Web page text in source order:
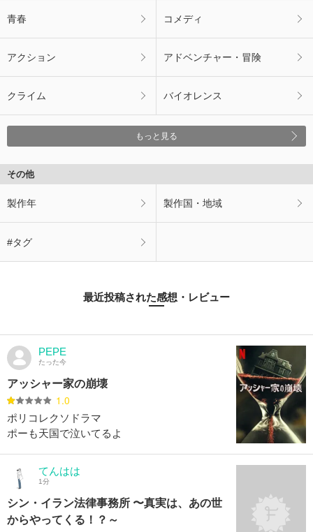
青春 コメディ
アクション アドベンチャー・冒険
クライム バイオレンス
もっと見る
その他
製作年 製作国・地域
#タグ
最近投稿された感想・レビュー
PEPE
たった今
アッシャー家の崩壊
1.0
ポリコレクソドラマ
ポーも天国で泣いてるよ
てんはは
1分
シン・イラン法律事務所 〜真実は、あの世
からやってくる！？～